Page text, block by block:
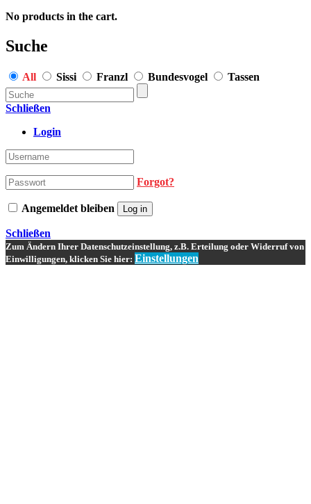
No products in the cart.
Suche
All Sissi Franzl Bundesvogel Tassen
Schließen
Login
Forgot?
Angemeldet bleiben Log in
Schließen
Zum Ändern Ihrer Datenschutzeinstellung, z.B. Erteilung oder Widerruf von
Einwilligungen, klicken Sie hier: Einstellungen